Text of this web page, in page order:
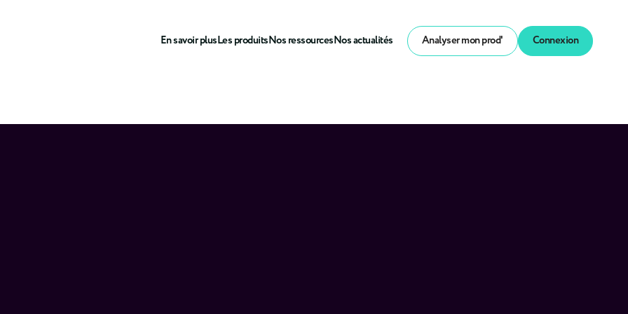
En savoir plusLes produitsNos ressourcesNos actualités Analyser mon prod' Connexion